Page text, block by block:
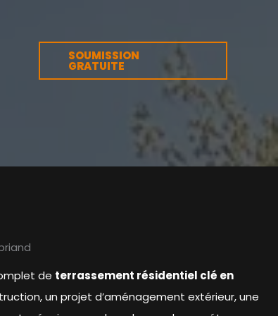
SOUMISSION
GRATUITE
de terrassement résidentiel clé en
un projet d’aménagement extérieur, une